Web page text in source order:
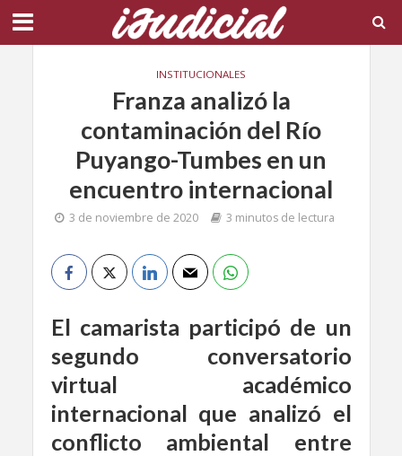
INSTITUCIONALES
Franza analizó la
contaminación del Río
Puyango-Tumbes en un
encuentro internacional
3 de noviembre de 2020 3 minutos de lectura
El camarista participó de un
segundo conversatorio
virtual académico
internacional que analizó el
conflicto ambiental entre